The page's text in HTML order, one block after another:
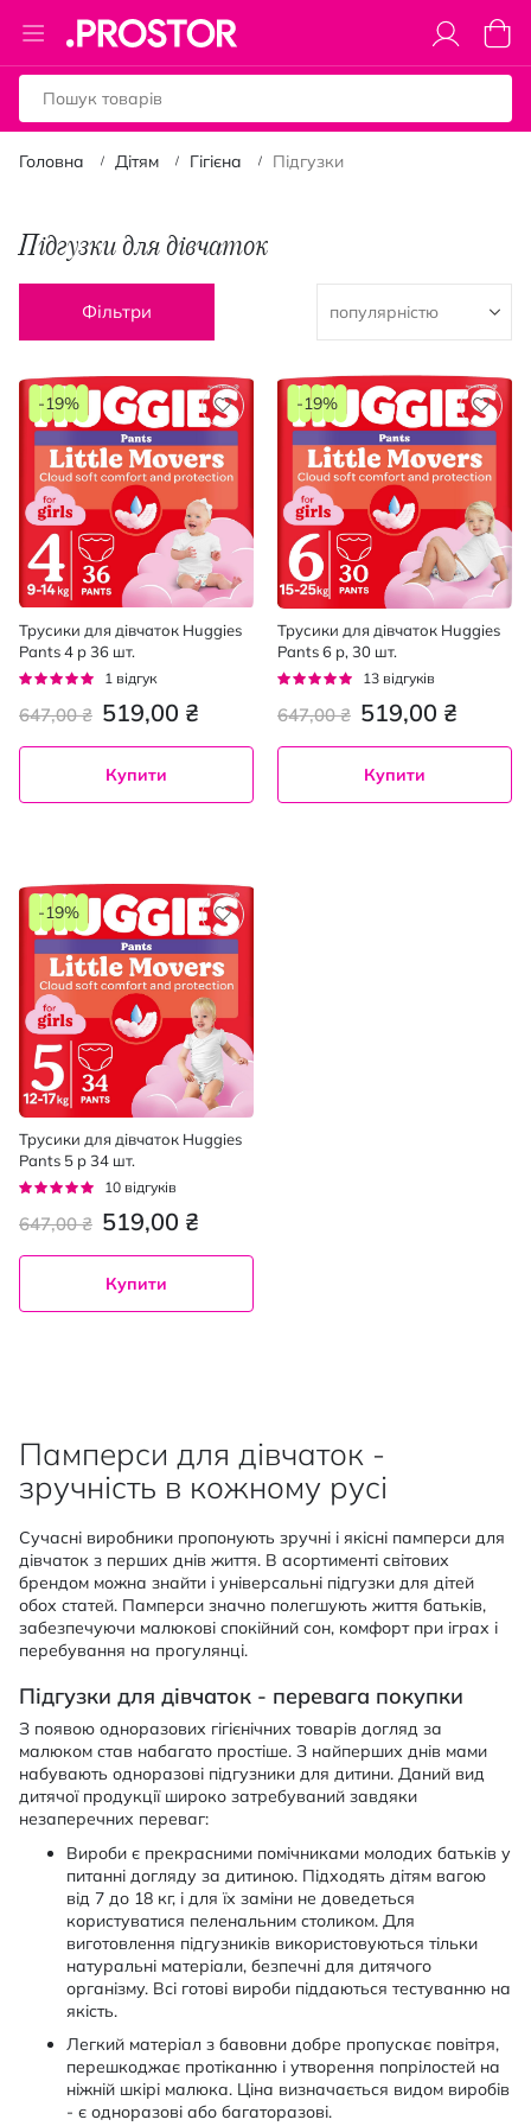
Toggle
Nav
Кошик
Головна Дітям Гігієна Підгузки
Підгузки для дівчаток
Фільтри
Трусики для дівчаток Huggies
Pants 4 р 36 шт.
Рейтинг:
1 відгук
519,00 ₴
647,00 ₴
-19%
Купити
Трусики для дівчаток Huggies
Pants 6 р, 30 шт.
Рейтинг:
13 відгуків
519,00 ₴
647,00 ₴
-19%
Купити
Трусики для дівчаток Huggies
Pants 5 р 34 шт.
Рейтинг:
10 відгуків
519,00 ₴
647,00 ₴
-19%
Купити
Памперси для дівчаток -
зручність в кожному русі
Сучасні виробники пропонують зручні і якісні памперси для
дівчаток з перших днів життя. В асортименті світових
брендом можна знайти і універсальні підгузки для дітей
обох статей. Памперси значно полегшують життя батьків,
забезпечуючи малюкові спокійний сон, комфорт при іграх і
перебування на прогулянці.
Підгузки для дівчаток - перевага покупки
З появою одноразових гігієнічних товарів догляд за
малюком став набагато простіше. З найперших днів мами
набувають одноразові підгузники для дитини. Даний вид
дитячої продукції широко затребуваний завдяки
незаперечних переваг:
Вироби є прекрасними помічниками молодих батьків у
питанні догляду за дитиною. Підходять дітям вагою
від 7 до 18 кг, і для їх заміни не доведеться
користуватися пеленальним столиком. Для
виготовлення підгузників використовуються тільки
натуральні матеріали, безпечні для дитячого
організму. Всі готові вироби піддаються тестуванню на
якість.
Легкий матеріал з бавовни добре пропускає повітря,
перешкоджає протіканню і утворення попрілостей на
ніжній шкірі малюка. Ціна визначається видом виробів
- є одноразові або багаторазові.